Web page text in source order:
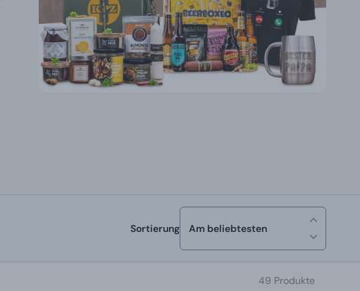
Sortierung Am beliebtesten
49 Produkte